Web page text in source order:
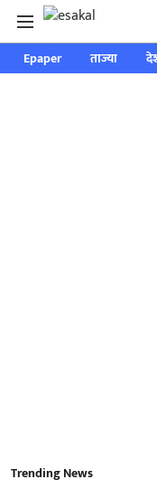
Epaper ताज्या
Trending News